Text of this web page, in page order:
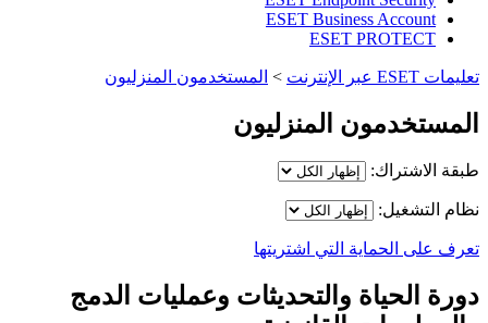
ESET Business Account
ESET PROTECT
تعليمات ESET عبر الإنترنت > المستخدمون المنزليون
المستخدمون المنزليون
طبقة الاشتراك:
نظام التشغيل:
تعرف على الحماية التي اشتريتها
دورة الحياة والتحديثات وعمليات الدمج